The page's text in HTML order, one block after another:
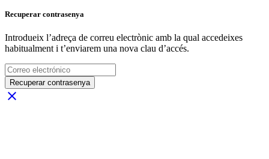
Recuperar contrasenya
Introdueix l’adreça de correu electrònic amb la qual accedeixes
habitualment i t’enviarem una nova clau d’accés.
Recuperar contrasenya
close